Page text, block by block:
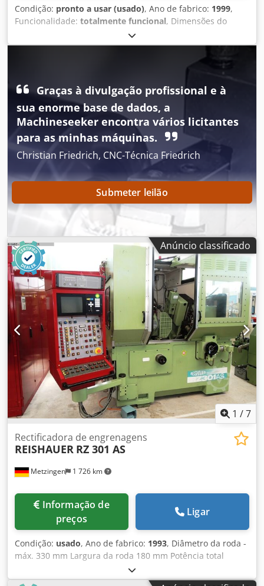
Condição: pronto a usar (usado), Ano de fabrico: 1999,
Funcionalidade: totalmente funcional, Dimensões do
parafuso de retificação: Diâmetro externo mín./máx.:
280/350 mm Largura: 84/104 mm Passo máx. com
limitações: MOD 8.0 (DP 3,2) Número de entradas: com
limitações até 3 Largura útil máxima (curso de
deslocamento): 90 mm Informações técnicas detalhadas
podem ser encontradas no arquivo PDF anexo. Acessórios:
Alguns discos diamantados Fässler Dispositivo de
dressagem Crodpfoyfnlkex Akcsf Pedras de afiar Separador
Graças à divulgação profissional e à
sua enorme base de dados, a
Machineseeker encontra vários licitantes
para as minhas máquinas.
Christian Friedrich, CNC-Técnica Friedrich
Submeter leilão
Anúncio classificado
1 /7
Metzingen 1 726 km
Rectificadora de engrenagens
REISHAUER RZ 301 AS
preços
Ligar
Condição: usado, Ano de fabrico: 1993, Diâmetro da roda -
máx. 330 mm Largura da roda 180 mm Potência total
necessária 12 kW Peso da máquina aprox. 7500 kg R E I S H
A U E R (Suíça) Máquina de retificação de engrenagens